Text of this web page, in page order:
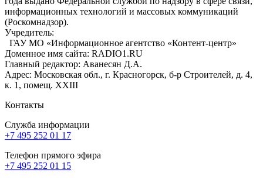
информационных технологий и массовых коммуникаций
(Роскомнадзор).
Учредитель:
ГАУ МО «Информационное агентство «Контент-центр»
Доменное имя сайта: RADIO1.RU
Главный редактор: Аванесян Д.А.
Адрес: Московская обл., г. Красногорск, б-р Строителей, д. 4,
к. 1, помещ. XXIII
Контакты
Служба информации
+7 495 252 01 17
Телефон прямого эфира
+7 495 252 01 15